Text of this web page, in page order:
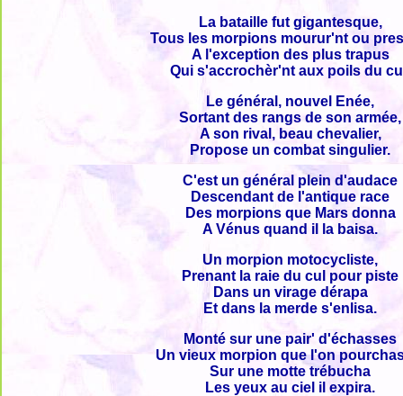
La bataille fut gigantesque,
Tous les morpions mourur'nt ou
A l'exception des plus trapus
Qui s'accrochèr'nt aux poils du
Le général, nouvel Enée,
Sortant des rangs de son armée,
A son rival, beau chevalier,
Propose un combat singulier.
C'est un général plein d'audace
Descendant de l'antique race
Des morpions que Mars donna
A Vénus quand il la baisa.
Un morpion motocycliste,
Prenant la raie du cul pour piste
Dans un virage dérapa
Et dans la merde s'enlisa.
Monté sur une pair' d'échasses
Un vieux morpion que l'on
Sur une motte trébucha
Les yeux au ciel il expira.